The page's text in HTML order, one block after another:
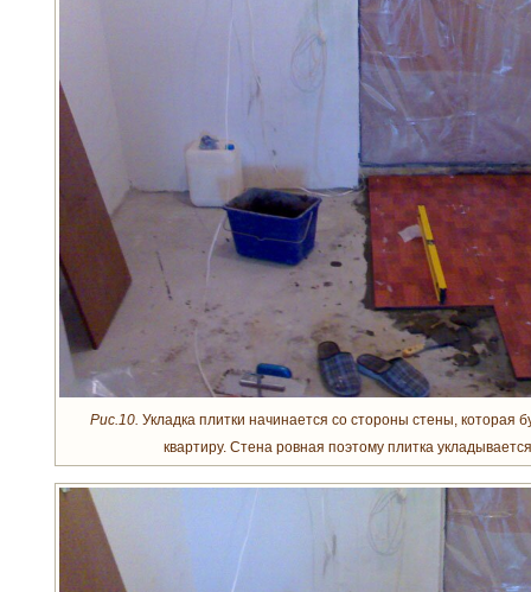
Рис.10. Укладка плитки начинается со стороны стены, которая
квартиру. Стена ровная поэтому плитка